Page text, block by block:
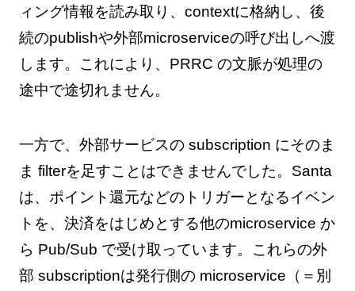
ィング情報を読み取り、contextに格納し、後
続のpublishや外部microserviceの呼び出しへ渡
します。これにより、PRRC の文脈が処理の
途中で途切れません。
一方で、外部サービスの subscription にそのま
ま filterを足すことはできませんでした。Santa
は、ポイント還元などのトリガーとなるイベン
トを、決済をはじめとする他のmicroservice か
ら Pub/Sub で受け取っています。これらの外
部 subscriptionは発行側の microservice（＝別